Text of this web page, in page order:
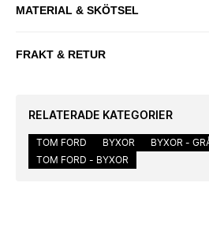
MATERIAL & SKÖTSEL
FRAKT & RETUR
RELATERADE KATEGORIER
TOM FORD BYXOR
BYXOR -
TOM FORD - BYXOR